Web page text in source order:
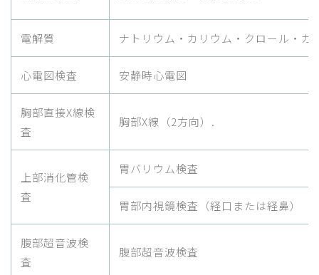
電解質 ナトリウム・カリウム・クロール・カ
心電図検査 安静時心電図
胸部直接X線検
査
胸部X線（2方向）.
上部消化管検
査
胃バリウム検査
胃部内視鏡検査（経口または経鼻）
腹部超音波検
査
腹部超音波検査